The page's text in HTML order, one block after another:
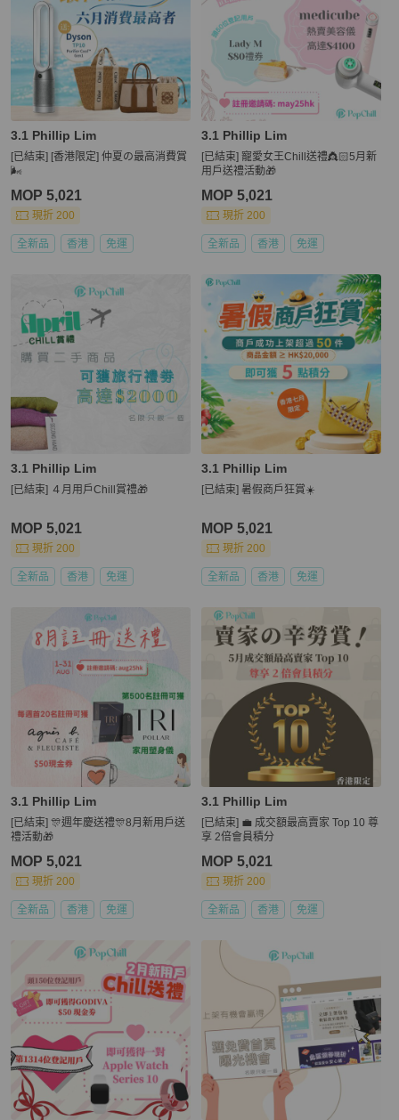
3.1 Phillip Lim
[已結束] [香港限定] 仲夏の最高消費賞
🌬️
MOP 5,021
現折 200
全新品 香港 免運
3.1 Phillip Lim
[已結束] 寵愛女王Chill送禮👸🏻5月新
用戶送禮活動🎁
MOP 5,021
現折 200
全新品 香港 免運
3.1 Phillip Lim
[已結束] ４月用戶Chill賞禮🎁
MOP 5,021
現折 200
全新品 香港 免運
3.1 Phillip Lim
[已結束] 暑假商戶狂賞☀️
MOP 5,021
現折 200
全新品 香港 免運
3.1 Phillip Lim
[已結束] 🎊週年慶送禮🎊8月新用戶送
禮活動🎁
MOP 5,021
現折 200
全新品 香港 免運
3.1 Phillip Lim
[已結束] 💼 成交額最高賣家 Top 10 尊
享 2倍會員積分
MOP 5,021
現折 200
全新品 香港 免運